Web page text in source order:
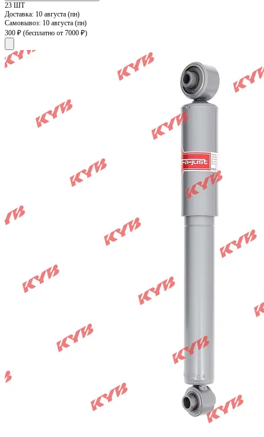
23 ШТ
Доставка: 10 августа (пн)
Самовывоз: 10 августа (пн)
300 ₽ (бесплатно от 7000 ₽)